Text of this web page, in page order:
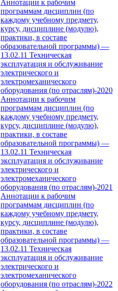
Аннотации к рабочим
программам дисциплин (по
каждому учебному предмету,
курсу, дисциплине (модулю),
практики, в составе
образовательной программы) —
13.02.11 Техническая
эксплуатация и обслуживание
электрического и
электромеханического
оборудования (по отраслям)-2020
Аннотации к рабочим
программам дисциплин (по
каждому учебному предмету,
курсу, дисциплине (модулю),
практики, в составе
образовательной программы) —
13.02.11 Техническая
эксплуатация и обслуживание
электрического и
электромеханического
оборудования (по отраслям)-2021
Аннотации к рабочим
программам дисциплин (по
каждому учебному предмету,
курсу, дисциплине (модулю),
практики, в составе
образовательной программы) —
13.02.11 Техническая
эксплуатация и обслуживание
электрического и
электромеханического
оборудования (по отраслям)-2022